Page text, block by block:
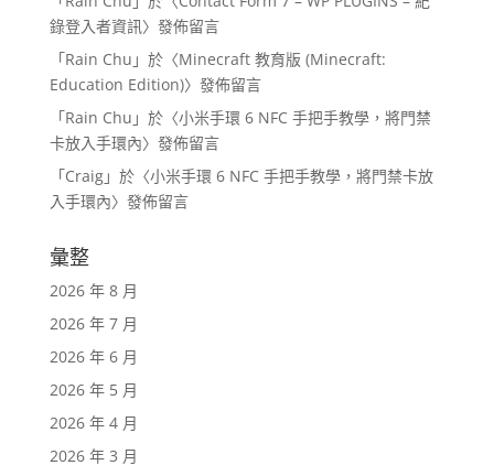
錄登入者資訊〉發佈留言
「Rain Chu 」於〈Minecraft 教育版 (Minecraft:
Education Edition)〉發佈留言
「Rain Chu 」於〈小米手環 6 NFC 手把手教學，將門禁
卡放入手環內〉發佈留言
「Craig」於〈小米手環 6 NFC 手把手教學，將門禁卡放
入手環內〉發佈留言
彙整
2026 年 8 月
2026 年 7 月
2026 年 6 月
2026 年 5 月
2026 年 4 月
2026 年 3 月